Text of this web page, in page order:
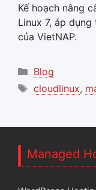
Kế hoạch nâng
Linux 7, áp
của VietNAP.
Categories
Blog
Tags
cloudlinux,
Managed